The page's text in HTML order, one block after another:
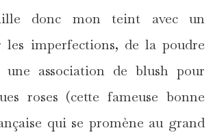
donc mon teint avec un
les imperfections, de la poudre
une association de blush pour
roses (cette fameuse bonne
qui se promène au grand